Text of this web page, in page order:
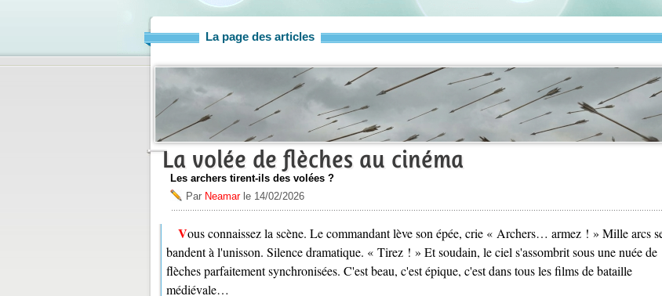
La page des articles
La volée de flèches au cinéma
Les archers tirent-ils des volées ?
Par Neamarle 14/02/2026
Vous connaissez la scène. Le commandant lève son épée, crie « Archers… armez ! » Mille arcs se
bandent à l'unisson. Silence dramatique. « Tirez ! » Et soudain, le ciel s'assombrit sous une nuée de
flèches parfaitement synchronisées. C'est beau, c'est épique, c'est dans tous les films de bataille
médiévale…